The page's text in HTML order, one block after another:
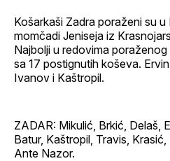
Košarkaši Zadra poraženi su
momčadi Jeniseja iz
Najbolji u redovima
sa 17 postignutih koševa.
Ivanov i Kaštropil.
ZADAR: Mikulić, Brkić, Delaš,
Batur, Kaštropil, Travis,
Ante Nazor.